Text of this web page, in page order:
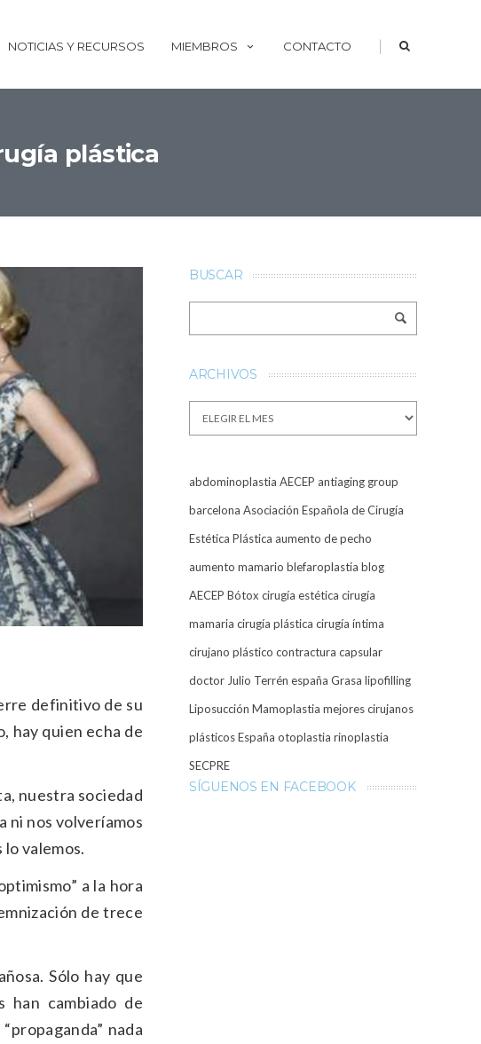
NOTICIAS Y RECURSOS MIEMBROS CONTACTO |
plástica
definitivo de su
hay quien echa de
nuestra sociedad
ni nos volveríamos
valemos.
a la hora
de trece
Sólo hay que
han cambiado de
nada
BUSCAR
ARCHIVOS
Archivos
abdominoplastia AECEP antiaging group
barcelona Asociación Española de Cirugía
Estética Plástica aumento de pecho
aumento mamario blefaroplastia blog
AECEP Bótox cirugía estética cirugía
mamaria cirugía plástica cirugía íntima
cirujano plástico contractura capsular
doctor Julio Terrén españa Grasa lipofilling
Liposucción Mamoplastia mejores cirujanos
plásticos España otoplastia rinoplastia
SECPRE
SÍGUENOS EN FACEBOOK